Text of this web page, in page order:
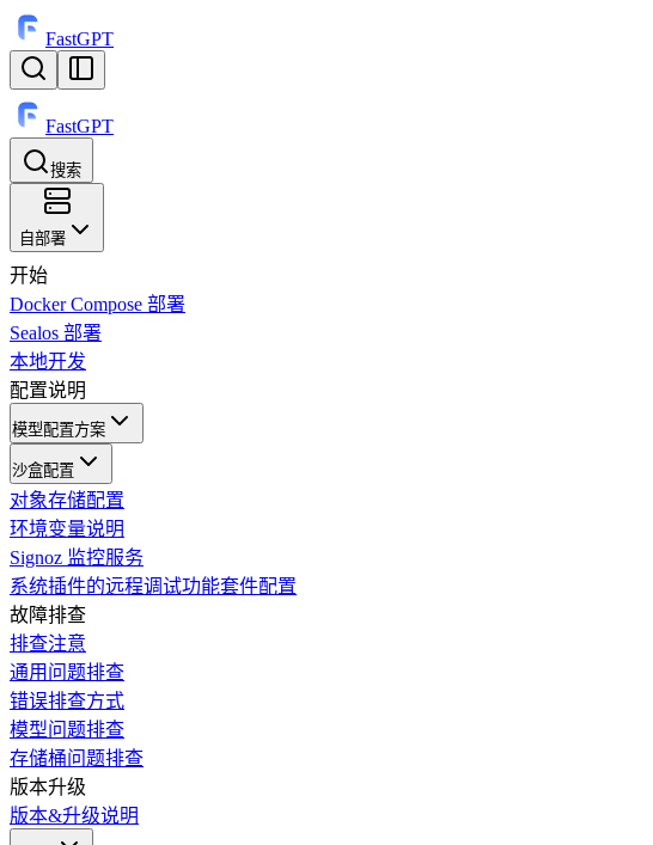
FastGPT
FastGPT
搜索
⌘K
自部署
开始
Docker Compose 部署
Sealos 部署
本地开发
配置说明
模型配置方案
沙盒配置
对象存储配置
环境变量说明
Signoz 监控服务
系统插件的远程调试功能套件配置
故障排查
排查注意
通用问题排查
错误排查方式
模型问题排查
存储桶问题排查
版本升级
版本&升级说明